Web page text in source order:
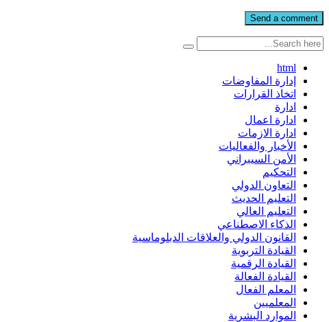
html
إدارة المفاوضات
اتخاذ القرارات
ادارة
ادارة اعمال
ادارة الازمات
الأخبار والفعاليات
الأمن السيبراني
التحكيم
التعاون الدولي
التعليم الحديث
التعليم العالي
الذكاء الاصطناعي
القانون الدولي والعلاقات الدبلوماسية
القيادة التربوية
القيادة الرقمية
القيادة الفعالة
المعلم الفعال
المعلميين
الموارد البشرية